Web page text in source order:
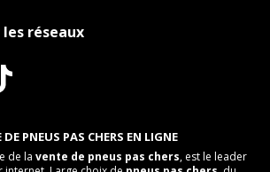
les réseaux
PNEUS PAS CHERS EN LIGNE
de la vente de pneus pas chers, est le leader